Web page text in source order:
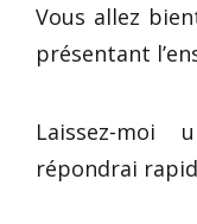
Vous allez
présentant
Laissez-moi
répondrai